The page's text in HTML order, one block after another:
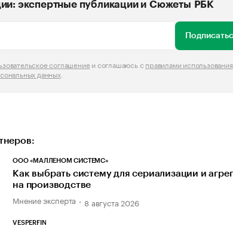
экспертные публикации и Сюжеты РБК
соглашениеи соглашаюсь с правилами использования
данных.
ООО «МАЛЛЕНОМ СИСТЕМС»
Как выбрать систему для сериализации и
на производстве
Мнение эксперта 8 августа 2026
VESPERFIN